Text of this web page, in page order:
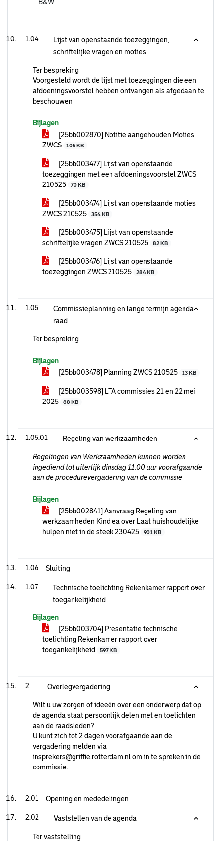
B&W
1.04
Lijst van openstaande toezeggingen,
schriftelijke vragen en moties
Ter bespreking
Voorgesteld wordt de lijst met toezeggingen die een
afdoeningsvoorstel hebben ontvangen als afgedaan te
beschouwen
Bijlagen
[25bb002870] Notitie aangehouden Moties
ZWCS
105 KB
[25bb003477] Lijst van openstaande
toezeggingen met een afdoeningsvoorstel ZWCS
210525
70 KB
[25bb003474] Lijst van openstaande moties
ZWCS 210525
354 KB
[25bb003475] Lijst van openstaande
schriftelijke vragen ZWCS 210525
82 KB
[25bb003476] Lijst van openstaande
toezeggingen ZWCS 210525
284 KB
1.05
Commissieplanning en lange termijn agenda
raad
Ter bespreking
Bijlagen
[25bb003478] Planning ZWCS 210525
13 KB
[25bb003598] LTA commissies 21 en 22 mei
2025
88 KB
1.05.01 Regeling van werkzaamheden
Regelingen van Werkzaamheden kunnen worden
ingediend tot uiterlijk dinsdag 11.00 uur voorafgaande
aan de procedurevergadering van de commissie
Bijlagen
[25bb002841] Aanvraag Regeling van
werkzaamheden Kind ea over Laat huishoudelijke
hulpen niet in de steek 230425
901 KB
1.06 Sluiting
1.07
Technische toelichting Rekenkamer rapport over
toegankelijkheid
Bijlagen
[25bb003704] Presentatie technische
toelichting Rekenkamer rapport over
toegankelijkheid
597 KB
2 Overlegvergadering
Wilt u uw zorgen of ideeën over een onderwerp dat op
de agenda staat persoonlijk delen met en toelichten
aan de raadsleden?
U kunt zich tot 2 dagen voorafgaande aan de
vergadering melden via
insprekers@griffie.rotterdam.nl om in te spreken in de
commissie.
2.01 Opening en mededelingen
2.02 Vaststellen van de agenda
Ter vaststelling